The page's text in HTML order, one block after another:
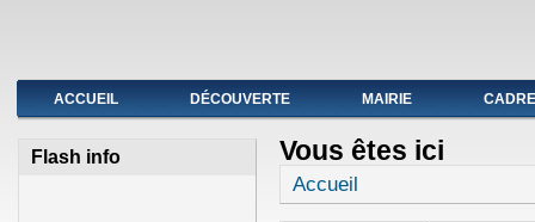
Fermeture de l'agence postale du 19 au avril
ACCUEIL DÉCOUVERTE MAIRIE
Flash info Vous êtes ici
Accueil